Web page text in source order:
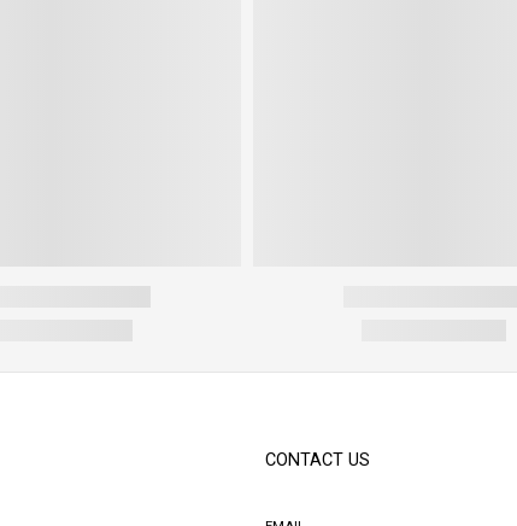
CONTACT US